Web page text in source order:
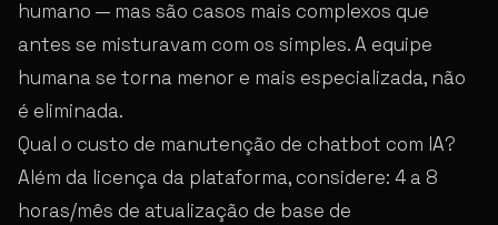
humano — mas são casos mais complexos que
antes se misturavam com os simples. A equipe
humana se torna menor e mais especializada, não
é eliminada.
Qual o custo de manutenção de chatbot com IA?
Além da licença da plataforma, considere: 4 a 8
horas/mês de atualização de base de